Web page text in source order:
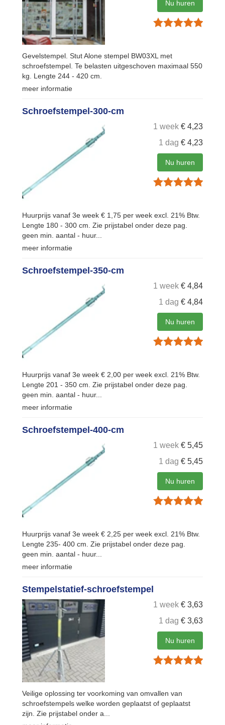
Nu huren
Gevelstempel. Stut Alone stempel BW03XL met
schroefstempel. Te belasten uitgeschoven maximaal 550
kg. Lengte 244 - 420 cm.
meer informatie
Schroefstempel-300-cm
1 week € 4,23
1 dag € 4,23
Nu huren
Huurprijs vanaf 3e week € 1,75 per week excl. 21% Btw.
Lengte 180 - 300 cm. Zie prijstabel onder deze pag.
geen min. aantal - huur...
meer informatie
Schroefstempel-350-cm
1 week € 4,84
1 dag € 4,84
Nu huren
Huurprijs vanaf 3e week € 2,00 per week excl. 21% Btw.
Lengte 201 - 350 cm. Zie prijstabel onder deze pag.
geen min. aantal - huur...
meer informatie
Schroefstempel-400-cm
1 week € 5,45
1 dag € 5,45
Nu huren
Huurprijs vanaf 3e week € 2,25 per week excl. 21% Btw.
Lengte 235- 400 cm. Zie prijstabel onder deze pag.
geen min. aantal - huur...
meer informatie
Stempelstatief-schroefstempel
1 week € 3,63
1 dag € 3,63
Nu huren
Veilige oplossing ter voorkoming van omvallen van
schroefstempels welke worden geplaatst of geplaatst
zijn. Zie prijstabel onder a...